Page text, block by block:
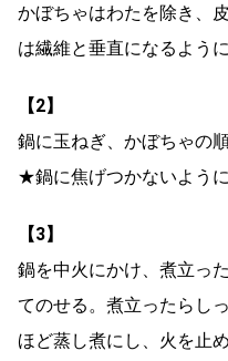
かぼちゃはわたを除き、
は繊維と垂直になるよう
【2】
鍋に玉ねぎ、かぼちゃの
★鍋に焦げつかないよう
【3】
鍋を中火にかけ、煮立っ
てのせる。煮立ったらし
ほど蒸し煮にし、火を止め